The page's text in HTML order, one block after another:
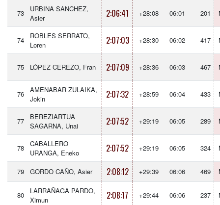
73
URBINA SANCHEZ,
Asier
2:06:41 +28:08 06:01 201
74
ROBLES SERRATO,
Loren
2:07:03 +28:30 06:02 417
75 LÓPEZ CEREZO, Fran 2:07:09 +28:36 06:03 467
76
AMENABAR ZULAIKA,
Jokin
2:07:32 +28:59 06:04 433
77
BEREZIARTUA
SAGARNA, Unai
2:07:52 +29:19 06:05 289
78
CABALLERO
URANGA, Eneko
2:07:52 +29:19 06:05 324
79 GORDO CAÑO, Asier 2:08:12 +29:39 06:06 469
80
LARRAÑAGA PARDO,
Ximun
2:08:17 +29:44 06:06 237